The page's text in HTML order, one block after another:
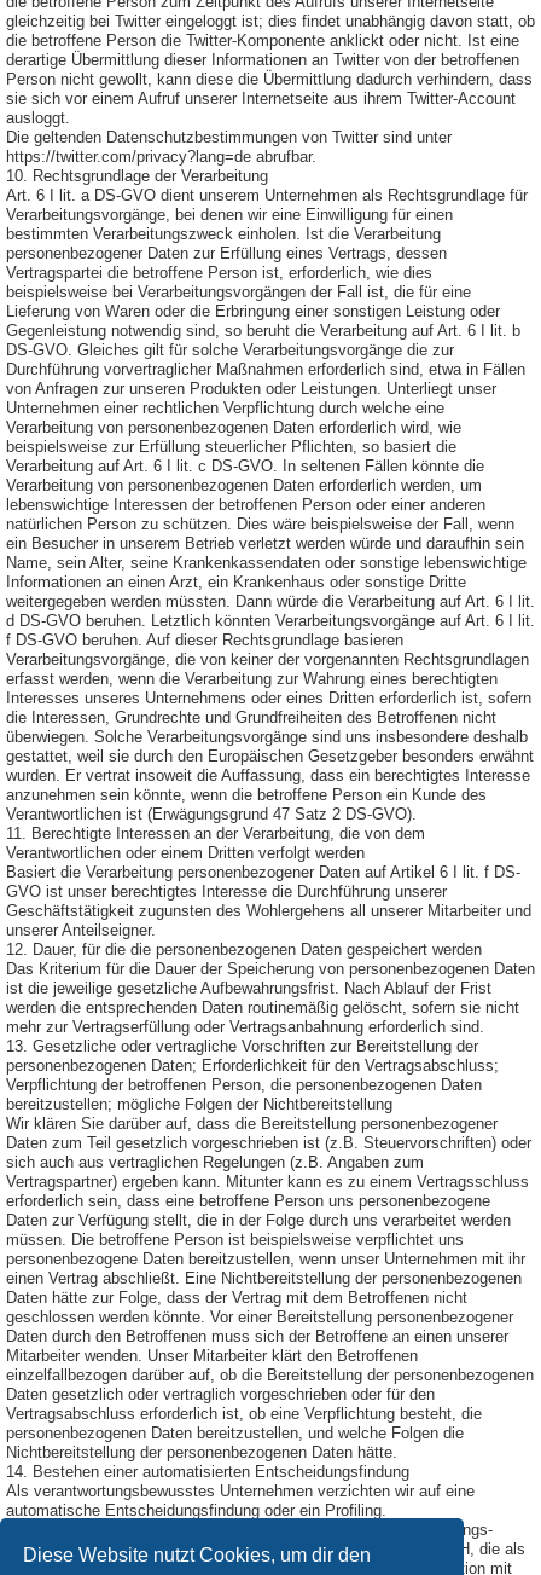
Diese Website nutzt Cookies, um dir den
gleichzeitig bei Twitter eingeloggt ist; dies findet unabhängig davon statt, ob
die betroffene Person die Twitter-Komponente anklickt oder nicht. Ist eine
derartige Übermittlung dieser Informationen an Twitter von der betroffenen
Person nicht gewollt, kann diese die Übermittlung dadurch verhindern, dass
sie sich vor einem Aufruf unserer Internetseite aus ihrem Twitter-Account
ausloggt.
Die geltenden Datenschutzbestimmungen von Twitter sind unter
https://twitter.com/privacy?lang=de abrufbar.
10. Rechtsgrundlage der Verarbeitung
Art. 6 I lit. a DS-GVO dient unserem Unternehmen als Rechtsgrundlage für
Verarbeitungsvorgänge, bei denen wir eine Einwilligung für einen
bestimmten Verarbeitungszweck einholen. Ist die Verarbeitung
personenbezogener Daten zur Erfüllung eines Vertrags, dessen
Vertragspartei die betroffene Person ist, erforderlich, wie dies
beispielsweise bei Verarbeitungsvorgängen der Fall ist, die für eine
Lieferung von Waren oder die Erbringung einer sonstigen Leistung oder
Gegenleistung notwendig sind, so beruht die Verarbeitung auf Art. 6 I lit. b
DS-GVO. Gleiches gilt für solche Verarbeitungsvorgänge die zur
Durchführung vorvertraglicher Maßnahmen erforderlich sind, etwa in Fällen
von Anfragen zur unseren Produkten oder Leistungen. Unterliegt unser
Unternehmen einer rechtlichen Verpflichtung durch welche eine
Verarbeitung von personenbezogenen Daten erforderlich wird, wie
beispielsweise zur Erfüllung steuerlicher Pflichten, so basiert die
Verarbeitung auf Art. 6 I lit. c DS-GVO. In seltenen Fällen könnte die
Verarbeitung von personenbezogenen Daten erforderlich werden, um
lebenswichtige Interessen der betroffenen Person oder einer anderen
natürlichen Person zu schützen. Dies wäre beispielsweise der Fall, wenn
ein Besucher in unserem Betrieb verletzt werden würde und daraufhin sein
Name, sein Alter, seine Krankenkassendaten oder sonstige lebenswichtige
Informationen an einen Arzt, ein Krankenhaus oder sonstige Dritte
weitergegeben werden müssten. Dann würde die Verarbeitung auf Art. 6 I lit.
d DS-GVO beruhen. Letztlich könnten Verarbeitungsvorgänge auf Art. 6 I lit.
f DS-GVO beruhen. Auf dieser Rechtsgrundlage basieren
Verarbeitungsvorgänge, die von keiner der vorgenannten Rechtsgrundlagen
erfasst werden, wenn die Verarbeitung zur Wahrung eines berechtigten
Interesses unseres Unternehmens oder eines Dritten erforderlich ist, sofern
die Interessen, Grundrechte und Grundfreiheiten des Betroffenen nicht
überwiegen. Solche Verarbeitungsvorgänge sind uns insbesondere deshalb
gestattet, weil sie durch den Europäischen Gesetzgeber besonders erwähnt
wurden. Er vertrat insoweit die Auffassung, dass ein berechtigtes Interesse
anzunehmen sein könnte, wenn die betroffene Person ein Kunde des
Verantwortlichen ist (Erwägungsgrund 47 Satz 2 DS-GVO).
11. Berechtigte Interessen an der Verarbeitung, die von dem
Verantwortlichen oder einem Dritten verfolgt werden
Basiert die Verarbeitung personenbezogener Daten auf Artikel 6 I lit. f DS-
GVO ist unser berechtigtes Interesse die Durchführung unserer
Geschäftstätigkeit zugunsten des Wohlergehens all unserer Mitarbeiter und
unserer Anteilseigner.
12. Dauer, für die die personenbezogenen Daten gespeichert werden
Das Kriterium für die Dauer der Speicherung von personenbezogenen Daten
ist die jeweilige gesetzliche Aufbewahrungsfrist. Nach Ablauf der Frist
werden die entsprechenden Daten routinemäßig gelöscht, sofern sie nicht
mehr zur Vertragserfüllung oder Vertragsanbahnung erforderlich sind.
13. Gesetzliche oder vertragliche Vorschriften zur Bereitstellung der
personenbezogenen Daten; Erforderlichkeit für den Vertragsabschluss;
Verpflichtung der betroffenen Person, die personenbezogenen Daten
bereitzustellen; mögliche Folgen der Nichtbereitstellung
Wir klären Sie darüber auf, dass die Bereitstellung personenbezogener
Daten zum Teil gesetzlich vorgeschrieben ist (z.B. Steuervorschriften) oder
sich auch aus vertraglichen Regelungen (z.B. Angaben zum
Vertragspartner) ergeben kann. Mitunter kann es zu einem Vertragsschluss
erforderlich sein, dass eine betroffene Person uns personenbezogene
Daten zur Verfügung stellt, die in der Folge durch uns verarbeitet werden
müssen. Die betroffene Person ist beispielsweise verpflichtet uns
personenbezogene Daten bereitzustellen, wenn unser Unternehmen mit ihr
einen Vertrag abschließt. Eine Nichtbereitstellung der personenbezogenen
Daten hätte zur Folge, dass der Vertrag mit dem Betroffenen nicht
geschlossen werden könnte. Vor einer Bereitstellung personenbezogener
Daten durch den Betroffenen muss sich der Betroffene an einen unserer
Mitarbeiter wenden. Unser Mitarbeiter klärt den Betroffenen
einzelfallbezogen darüber auf, ob die Bereitstellung der personenbezogenen
Daten gesetzlich oder vertraglich vorgeschrieben oder für den
Vertragsabschluss erforderlich ist, ob eine Verpflichtung besteht, die
personenbezogenen Daten bereitzustellen, und welche Folgen die
Nichtbereitstellung der personenbezogenen Daten hätte.
14. Bestehen einer automatisierten Entscheidungsfindung
Als verantwortungsbewusstes Unternehmen verzichten wir auf eine
automatische Entscheidungsfindung oder ein Profiling.
Diese Datenschutzerklärung wurde durch den Datenschutzerklärungs-
Generator der DGD Deutsche Gesellschaft für Datenschutz GmbH, die als
Externer Datenschutzbeauftragter Passau
tätig ist, in Kooperation mit